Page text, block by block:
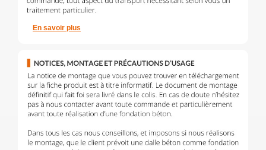
En savoir plus